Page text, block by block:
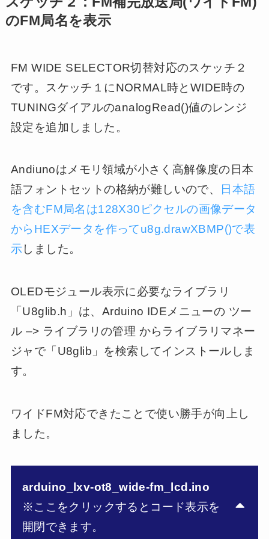
のFM局名を表示
FM WIDE SELECTOR切替対応のスケッチ２
です。スケッチ１にNORMAL時とWIDE時の
TUNINGダイアルのanalogRead()値のレンジ
設定を追加しました。
Andiunoはメモリ領域が小さく高解像度の日本
語フォントセットの格納が難しいので、
日本語
を含むFM局名は128X30ピクセルの画像データ
からHEXデータを作ってu8g.drawXBMP()で表
示しました。
OLEDモジュール表示に必要なライブラリ
「U8glib.h」は、Arduino IDEメニューの ツー
ル –> ライブラリの管理 からライブラリマネー
ジャで「U8glib」を検索してインストールしま
す。
ワイドFM対応できたことで使い勝手が向上し
ました。
arduino_lxv-ot8_wide-fm_lcd.ino
※ここをクリックするとコード表示を
開閉できます。